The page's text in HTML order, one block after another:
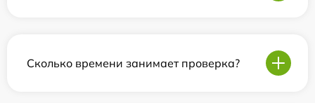
Сколько времени занимает проверка?